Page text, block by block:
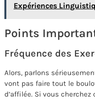
Expériences
Points
Fréquence des
Alors, parlons
vont pas faire tout le
d’affilée. Si vous